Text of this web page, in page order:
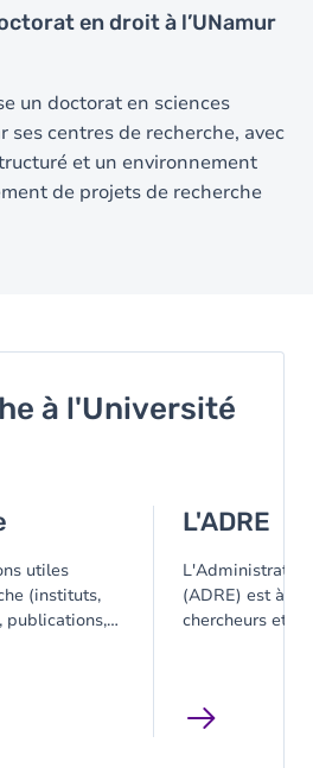
en droit à l’UNamur
un doctorat en sciences
ses centres de recherche, avec
et un environnement
de projets de recherche
à l'Université
utiles
(instituts,
publications,
L'ADRE
(ADRE) est à la
chercheurs et